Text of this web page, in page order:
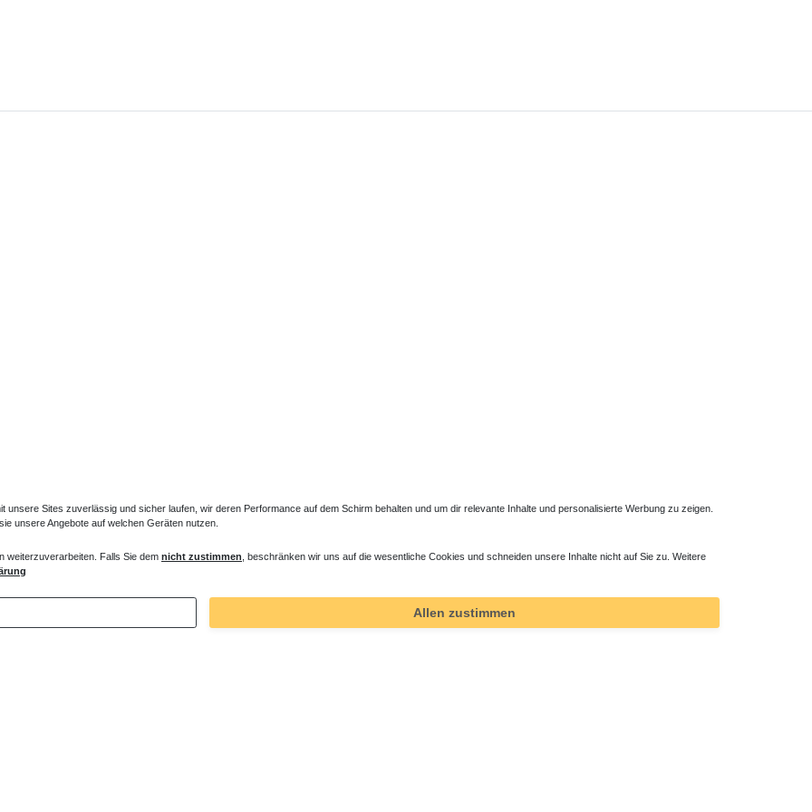
Entlüfter für Heizkörper
*
Verlängertes Ventil für Heizkörper Konvektor
72,32 € *
unsere Sites zuverlässig und sicher laufen, wir deren Performance auf dem Schirm behalten und um dir relevante Inhalte und personalisierte Werbung zu zeigen.
unsere Angebote auf welchen Geräten nutzen.
weiterzuverarbeiten. Falls Sie dem nicht zustimmen , beschränken wir uns auf die wesentliche Cookies und schneiden unsere Inhalte nicht auf Sie zu. Weitere
Allen zustimmen